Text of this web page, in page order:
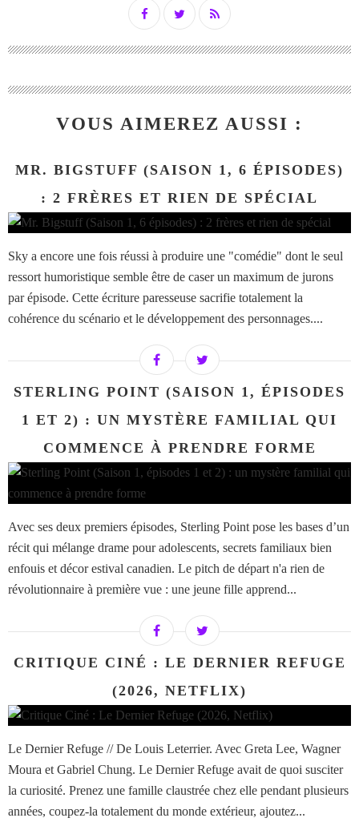
VOUS AIMEREZ AUSSI :
MR. BIGSTUFF (SAISON 1, 6 ÉPISODES)
: 2 FRÈRES ET RIEN DE SPÉCIAL
Sky a encore une fois réussi à produire une "comédie" dont le seul
ressort humoristique semble être de caser un maximum de jurons
par épisode. Cette écriture paresseuse sacrifie totalement la
cohérence du scénario et le développement des personnages....
STERLING POINT (SAISON 1, ÉPISODES
1 ET 2) : UN MYSTÈRE FAMILIAL QUI
COMMENCE À PRENDRE FORME
Avec ses deux premiers épisodes, Sterling Point pose les bases d’un
récit qui mélange drame pour adolescents, secrets familiaux bien
enfouis et décor estival canadien. Le pitch de départ n'a rien de
révolutionnaire à première vue : une jeune fille apprend...
CRITIQUE CINÉ : LE DERNIER REFUGE
(2026, NETFLIX)
Le Dernier Refuge // De Louis Leterrier. Avec Greta Lee, Wagner
Moura et Gabriel Chung. Le Dernier Refuge avait de quoi susciter
la curiosité. Prenez une famille claustrée chez elle pendant plusieurs
années, coupez-la totalement du monde extérieur, ajoutez...